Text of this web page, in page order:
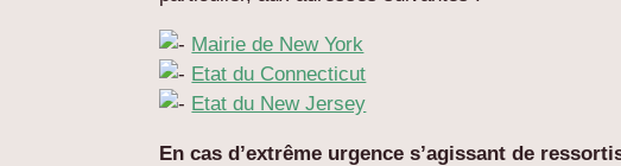
Mairie de New York
Etat du Connecticut
Etat du New Jersey
En cas d’extrême urgence s’agissant de